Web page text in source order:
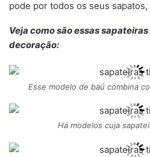
pode por todos os seus
Veja como são essas
decoração:
Esse modelo de baú combina
Há modelos cuja